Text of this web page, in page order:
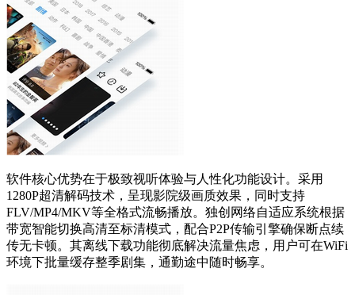
软件核心优势在于极致视听体验与人性化功能设计。采用
1280P超清解码技术，呈现影院级画质效果，同时支持
FLV/MP4/MKV等全格式流畅播放。独创网络自适应系统根据
带宽智能切换高清至标清模式，配合P2P传输引擎确保断点续
传无卡顿。其离线下载功能彻底解决流量焦虑，用户可在WiFi
环境下批量缓存整季剧集，通勤途中随时畅享。